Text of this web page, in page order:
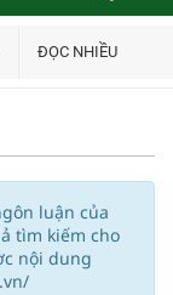
ĐỌC NHIỀU
luận của
tìm kiếm cho
nội dung